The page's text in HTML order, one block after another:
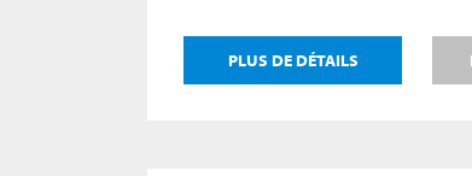
PLUS DE DÉTAILS